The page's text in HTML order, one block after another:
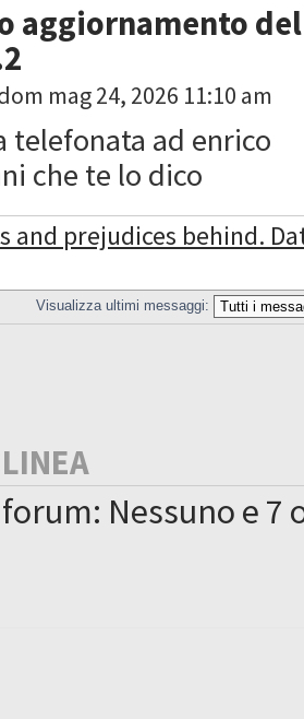
aggiornamento
mag 24, 2026 11:10 am
telefonata ad enrico
che te lo dico
and prejudices behind.
Visualizza ultimi messaggi:
Nessuno e 7